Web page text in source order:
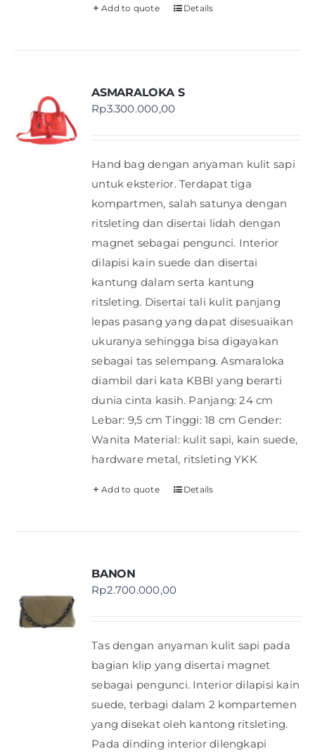
Add to quote Details
ASMARALOKA S
Rp3.300.000,00
Hand bag dengan anyaman kulit sapi
untuk eksterior. Terdapat tiga
kompartmen, salah satunya dengan
ritsleting dan disertai lidah dengan
magnet sebagai pengunci. Interior
dilapisi kain suede dan disertai
kantung dalam serta kantung
ritsleting. Disertai tali kulit panjang
lepas pasang yang dapat disesuaikan
ukuranya sehingga bisa digayakan
sebagai tas selempang. Asmaraloka
diambil dari kata KBBI yang berarti
dunia cinta kasih. Panjang: 24 cm
Lebar: 9,5 cm Tinggi: 18 cm Gender:
Wanita Material: kulit sapi, kain suede,
hardware metal, ritsleting YKK
Add to quote Details
BANON
Rp2.700.000,00
Tas dengan anyaman kulit sapi pada
bagian klip yang disertai magnet
sebagai pengunci. Interior dilapisi kain
suede, terbagi dalam 2 kompartemen
yang disekat oleh kantong ritsleting.
Pada dinding interior dilengkapi